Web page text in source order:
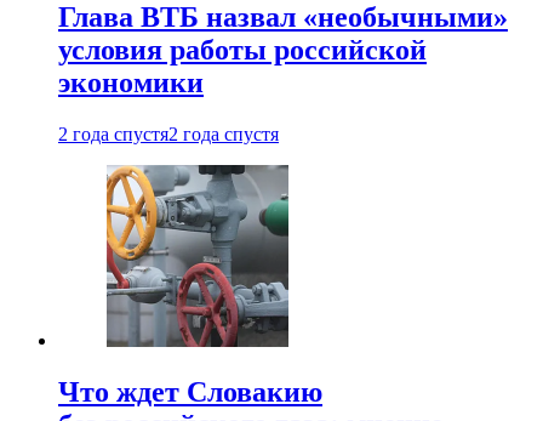
Глава ВТБ назвал «необычными»
условия работы российской
экономики
2 года спустя2 года спустя
Что ждет Словакию